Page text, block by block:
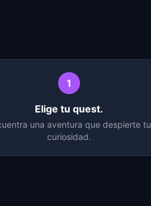
1
Elige tu quest.
una aventura que despierte tu
curiosidad.